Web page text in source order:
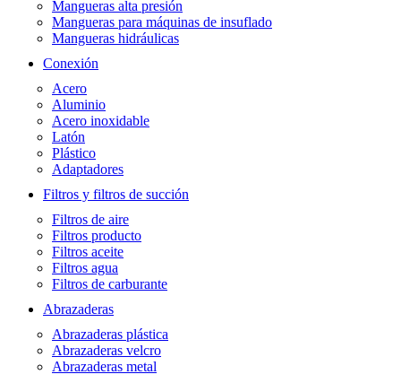
Mangueras alta presión
Mangueras para máquinas de insuflado
Mangueras hidráulicas
Conexión
Acero
Aluminio
Acero inoxidable
Latón
Plástico
Adaptadores
Filtros y filtros de succión
Filtros de aire
Filtros producto
Filtros aceite
Filtros agua
Filtros de carburante
Abrazaderas
Abrazaderas plástica
Abrazaderas velcro
Abrazaderas metal